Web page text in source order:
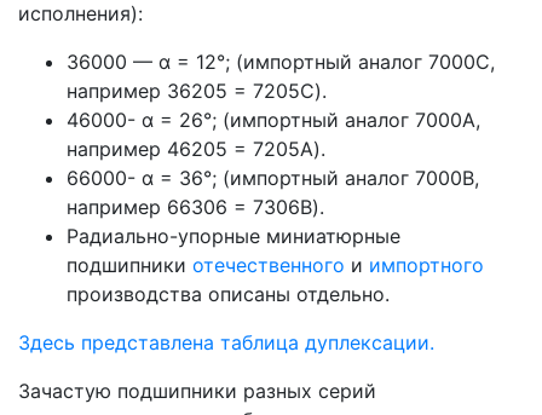
исполнения):
36000 — α = 12°; (импортный аналог 7000C,
например 36205 = 7205C).
46000- α = 26°; (импортный аналог 7000A,
например 46205 = 7205A).
66000- α = 36°; (импортный аналог 7000B,
например 66306 = 7306B).
Радиально-упорные миниатюрные
подшипники отечественного и импортного
производства описаны отдельно.
Здесь представлена таблица дуплексации.
Зачастую подшипники разных серий